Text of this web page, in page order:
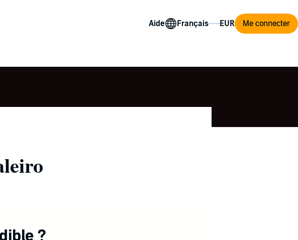
Aide Me connecter
?